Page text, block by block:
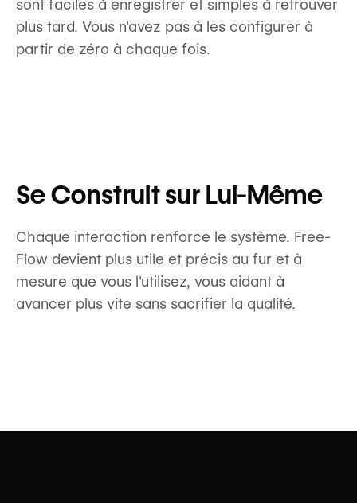
sont faciles à enregistrer et simples à retrouver
plus tard. Vous n'avez pas à les configurer à
partir de zéro à chaque fois.
Se Construit sur Lui-Même
Chaque interaction renforce le système. Free-
Flow devient plus utile et précis au fur et à
mesure que vous l'utilisez, vous aidant à
avancer plus vite sans sacrifier la qualité.